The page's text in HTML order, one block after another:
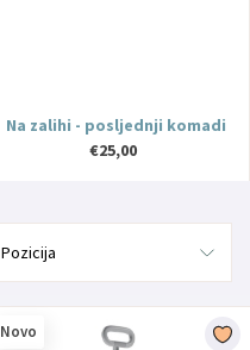
Na zalihi - posljednji komadi
€25,00
Novo